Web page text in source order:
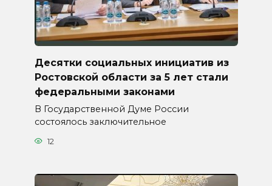
Десятки социальных инициатив из
Ростовской области за 5 лет стали
федеральными законами
В Государственной Думе России
состоялось заключительное
12